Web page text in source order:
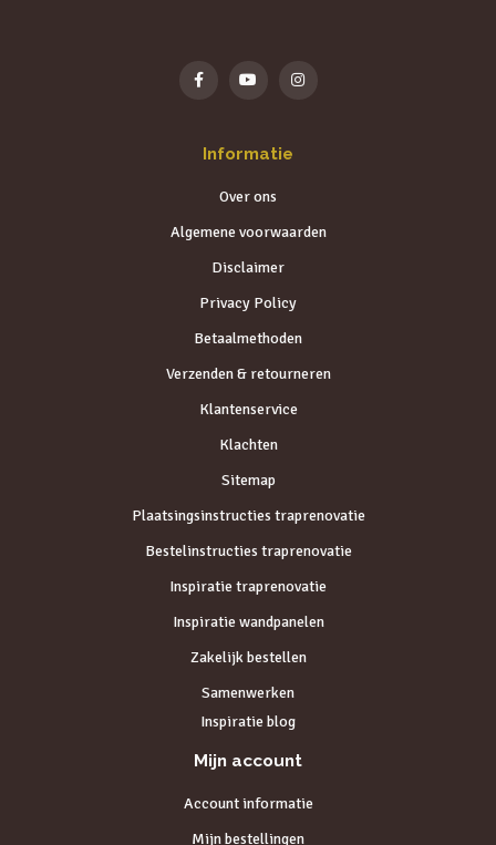
Informatie
Over ons
Algemene voorwaarden
Disclaimer
Privacy Policy
Betaalmethoden
Verzenden & retourneren
Klantenservice
Klachten
Sitemap
Plaatsingsinstructies traprenovatie
Bestelinstructies traprenovatie
Inspiratie traprenovatie
Inspiratie wandpanelen
Zakelijk bestellen
Samenwerken
Inspiratie blog
Mijn account
Account informatie
Mijn bestellingen